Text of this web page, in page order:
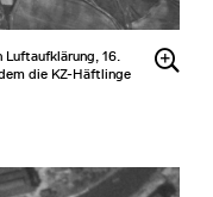
16.
die KZ-Häftlinge